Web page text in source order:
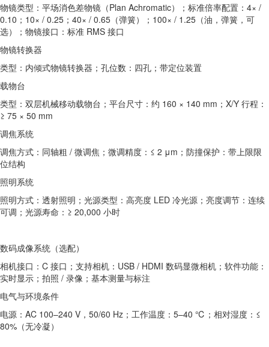
物镜类型：平场消色差物镜（Plan Achromatic）；标准倍率配置：4× /
0.10；10× / 0.25；40× / 0.65（弹簧）；100× / 1.25（油，弹簧，可
选）；物镜接口：标准 RMS 接口
物镜转换器
类型：内倾式物镜转换器；孔位数：四孔；带定位装置
载物台
类型：双层机械移动载物台；平台尺寸：约 160 × 140 mm；X/Y 行程：
≥ 75 × 50 mm
调焦系统
调焦方式：同轴粗 / 微调焦；微调精度：≤ 2 μm；防撞保护：带上限限
位结构
照明系统
照明方式：透射照明；光源类型：高亮度 LED 冷光源；亮度调节：连续
可调；光源寿命：≥ 20,000 小时
数码成像系统（选配）
相机接口：C 接口；支持相机：USB / HDMI 数码显微相机；软件功能：
实时显示；拍照 / 录像；基本测量与标注
电气与环境条件
电源：AC 100–240 V，50/60 Hz；工作温度：5–40 ℃；相对湿度：≤
80%（无冷凝）